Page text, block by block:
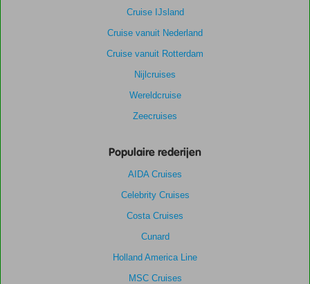
Cruise IJsland
Cruise vanuit Nederland
Cruise vanuit Rotterdam
Nijlcruises
Wereldcruise
Zeecruises
Populaire rederijen
AIDA Cruises
Celebrity Cruises
Costa Cruises
Cunard
Holland America Line
MSC Cruises